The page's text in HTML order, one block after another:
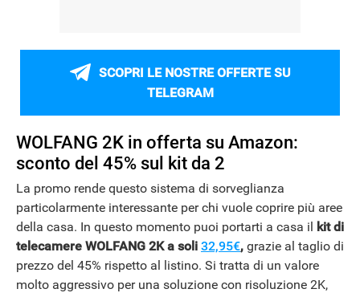
SCOPRI LE NOSTRE OFFERTE SU
TELEGRAM
WOLFANG 2K in offerta su Amazon:
sconto del 45% sul kit da 2
La promo rende questo sistema di sorveglianza
particolarmente interessante per chi vuole coprire più aree
della casa. In questo momento puoi portarti a casa il kit di
telecamere WOLFANG 2Ka soli 32,95€, grazie al taglio di
prezzo del 45% rispetto al listino. Si tratta di un valore
molto aggressivo per una soluzione con risoluzione 2K,